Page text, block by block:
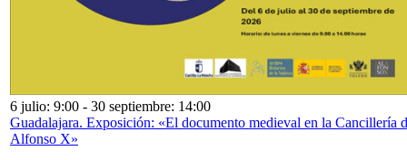
6 julio: 9:00 - 30 septiembre: 14:00
Guadalajara. Exposición: «El documento medieval en la Cancillería
Alfonso X»